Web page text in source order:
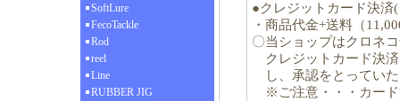
SoftLure
FecoTackle
Rod
reel
Line
RUBBER JIG
●クレジットカード決済
・商品代金+送料（
〇当ショップはクロネ
クレジットカード決
し、承認をとってい
※ご注意・・・カード